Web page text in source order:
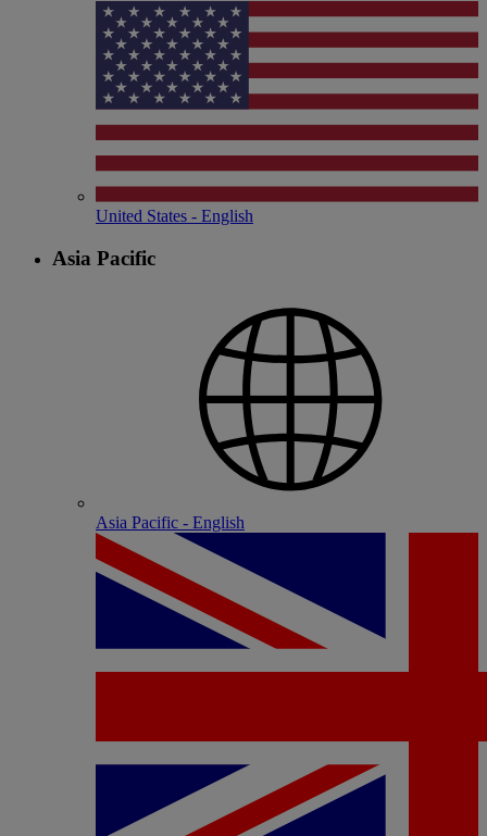
United States - English
Asia Pacific
Asia Pacific - English